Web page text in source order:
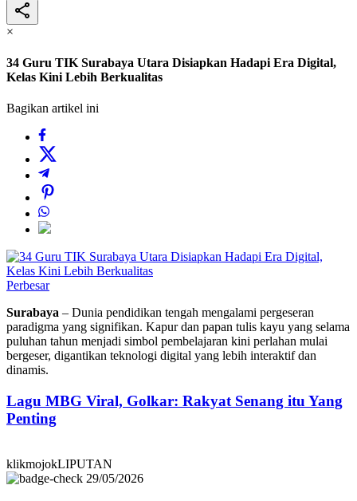
×
34 Guru TIK Surabaya Utara Disiapkan Hadapi Era Digital,
Kelas Kini Lebih Berkualitas
Bagikan artikel ini
Perbesar
Surabaya – Dunia pendidikan tengah mengalami pergeseran
paradigma yang signifikan. Kapur dan papan tulis kayu yang selama
puluhan tahun menjadi simbol pembelajaran kini perlahan mulai
bergeser, digantikan teknologi digital yang lebih interaktif dan
dinamis.
Lagu MBG Viral, Golkar: Rakyat Senang itu Yang
Penting
klikmojokLIPUTAN
29/05/2026